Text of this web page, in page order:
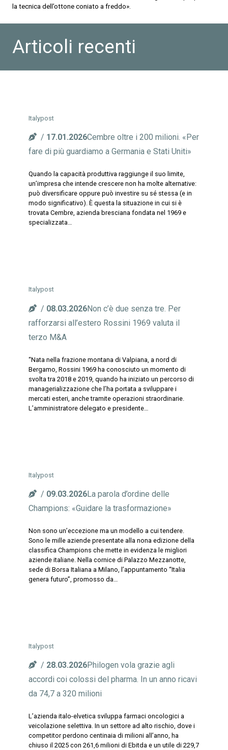
la tecnica dell’ottone coniato a freddo».
Articoli recenti
Italypost
17.01.2026Cembre oltre i 200 milioni. «Per
fare di più guardiamo a Germania e Stati Uniti»
Quando la capacità produttiva raggiunge il suo limite,
un’impresa che intende crescere non ha molte alternative:
può diversificare oppure può investire su sé stessa (e in
modo significativo). È questa la situazione in cui si è
trovata Cembre, azienda bresciana fondata nel 1969 e
specializzata…
Italypost
08.03.2026Non c’è due senza tre. Per
rafforzarsi all’estero Rossini 1969 valuta il
terzo M&A
“Nata nella frazione montana di Valpiana, a nord di
Bergamo, Rossini 1969 ha conosciuto un momento di
svolta tra 2018 e 2019, quando ha iniziato un percorso di
managerializzazione che l’ha portata a sviluppare i
mercati esteri, anche tramite operazioni straordinarie.
L’amministratore delegato e presidente…
Italypost
09.03.2026La parola d’ordine delle
Champions: «Guidare la trasformazione»
Non sono un’eccezione ma un modello a cui tendere.
Sono le mille aziende presentate alla nona edizione della
classifica Champions che mette in evidenza le migliori
aziende italiane. Nella cornice di Palazzo Mezzanotte,
sede di Borsa Italiana a Milano, l’appuntamento “Italia
genera futuro”, promosso da…
Italypost
28.03.2026Philogen vola grazie agli
accordi coi colossi del pharma. In un anno ricavi
da 74,7 a 320 milioni
L’azienda italo-elvetica sviluppa farmaci oncologici a
veicolazione selettiva. In un settore ad alto rischio, dove i
competitor perdono centinaia di milioni all’anno, ha
chiuso il 2025 con 261,6 milioni di Ebitda e un utile di 229,7